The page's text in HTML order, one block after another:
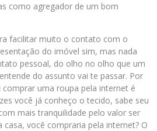
como agregador de um bom
facilitar muito o contato com o
do imóvel sim, mas nada
pessoal, do olho no olho que um
do assunto vai te passar. Por
uma roupa pela internet é
você já conheço o tecido, sabe seu
mais tranquilidade pelo valor ser
você compraria pela internet? O